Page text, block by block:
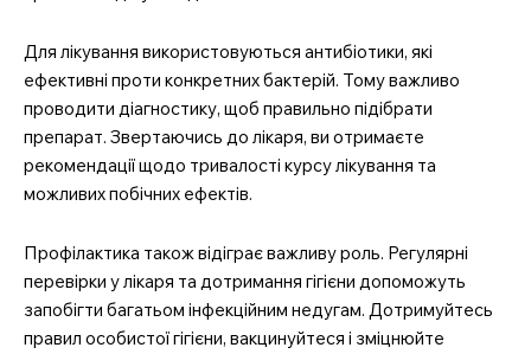
Для лікування використовуються антибіотики, які
ефективні проти конкретних бактерій. Тому важливо
проводити діагностику, щоб правильно підібрати
препарат. Звертаючись до лікаря, ви отримаєте
рекомендації щодо тривалості курсу лікування та
можливих побічних ефектів.
Профілактика також відіграє важливу роль. Регулярні
перевірки у лікаря та дотримання гігієни допоможуть
запобігти багатьом інфекційним недугам. Дотримуйтесь
правил особистої гігієни, вакцинуйтеся і зміцнюйте